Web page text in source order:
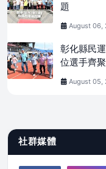
題
August 06,
彰化縣民
位選手齊
August 05,
社群媒體